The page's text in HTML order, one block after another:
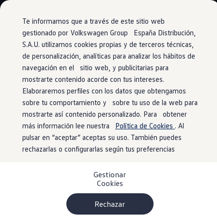
Te informamos que a través de este sitio web
gestionado por Volkswagen Group España Distribución,
S.A.U. utilizamos cookies propias y de terceros técnicas,
de personalización, analíticas para analizar los hábitos de
navegación en el sitio web, y publicitarias para
mostrarte contenido acorde con tus intereses.
Elaboraremos perfiles con los datos que obtengamos
sobre tu comportamiento y sobre tu uso de la web para
mostrarte así contenido personalizado. Para obtener
más información lee nuestra Política de Cookies . Al
pulsar en “aceptar” aceptas su uso. También puedes
rechazarlas o configurarlas según tus preferencias
Rechazar
Gestionar
Cookies
Ir
directamente
al contenido
Ir
directamente
al pie de
página
Conoce todos los modelos
Configura todos los modelos
Ver todos los modelos
Ver todos los modelos
Soluciones estandarizadas
Campers
Ofertas y stock
Ofertas para profesionales
Volkswagen nuevo en stock
Volkswagen de ocasión en stock
Ofertas para particulares
Volkswagen nuevo en stock
Volkswagen de ocasión
Eléctricos e híbridos
Simulador de autonomía
Simulador de carga
Ventajas para profesionales
Ventajas para particulares
Profesionales
My Leasing
Asistentes de aparcamiento
Facilitamos un
aparcamiento preciso
automatizados y frenado automático; asistentes de
aparcamiento cómodos y seguros que facilitan la maniobra